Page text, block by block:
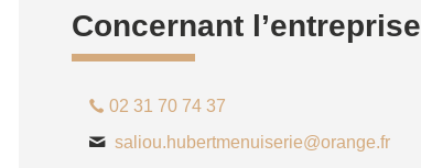
Concernant l’entreprise
02 31 70 74 37
saliou.hubertmenuiserie@orange.fr